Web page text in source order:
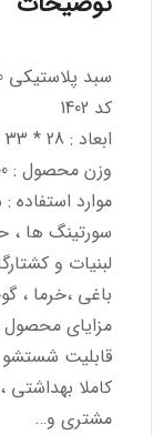
سبد پلاستیکی 20 کیلویی زیتون (طارم)
کد 1402
ابعاد : 28 * 33 * 52
وزن محصول : 1500 گرم
موارد
سورتینگ ها ،
لبنیات و
باغی ،خرما ،
مزایای محصول :
قابلیت شستشو
کاملا
مشتری و…